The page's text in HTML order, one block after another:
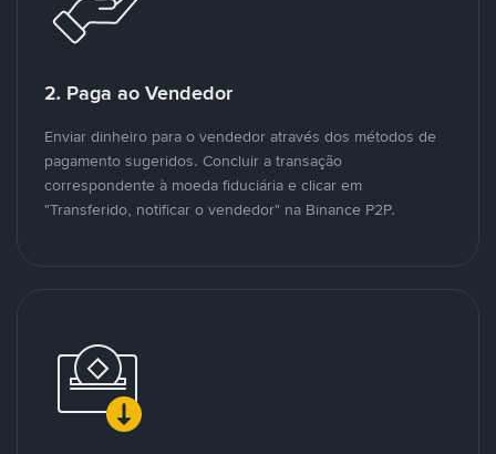
2. Paga ao Vendedor
Enviar dinheiro para o vendedor através dos métodos de
pagamento sugeridos. Concluir a transação
correspondente à moeda fiduciária e clicar em
"Transferido, notificar o vendedor" na Binance P2P.